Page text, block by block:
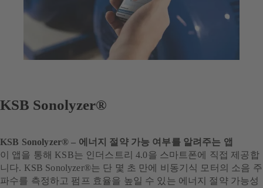
KSB Sonolyzer®
KSB Sonolyzer® – 에너지 절약 가능 여부를 알려주는 앱
이 앱을 통해 KSB는 인더스트리 4.0을 스마트폰에 직접 제공합
니다. KSB Sonolyzer®는 단 몇 초 만에 비동기식 모터의 소음 주
파수를 측정하고 펌프 효율을 높일 수 있는 에너지 절약 가능성